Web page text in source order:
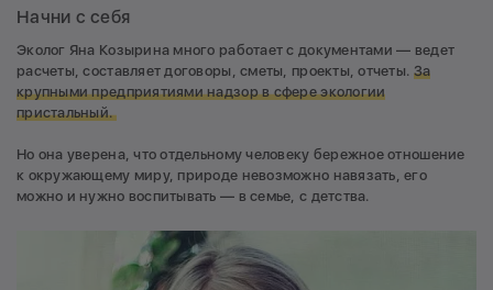
Начни с себя
Эколог Яна Козырина много работает с документами — ведет
расчеты, составляет договоры, сметы, проекты, отчеты. За
крупными предприятиями надзор в сфере экологии
пристальный.
Но она уверена, что отдельному человеку бережное отношение
к окружающему миру, природе невозможно навязать, его
можно и нужно воспитывать — в семье, с детства.